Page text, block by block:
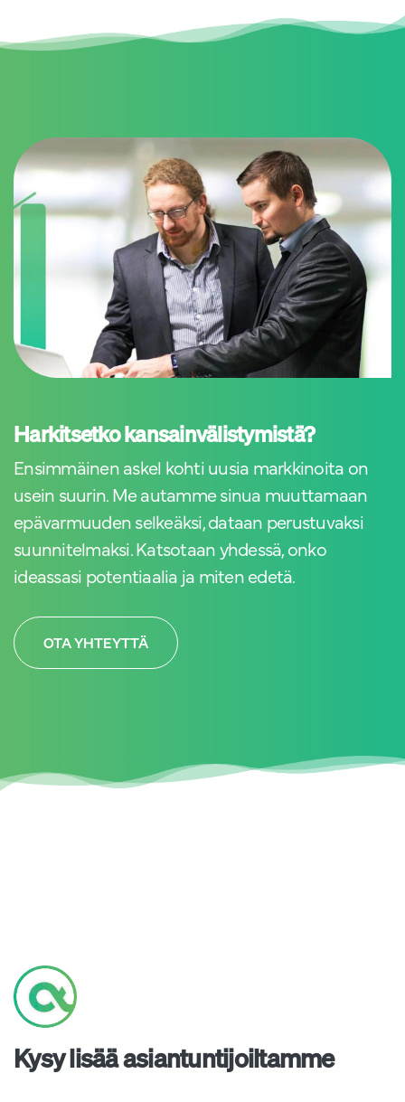
Harkitsetko kansainvälistymistä?
Ensimmäinen askel kohti uusia markkinoita on
usein suurin. Me autamme sinua muuttamaan
epävarmuuden selkeäksi, dataan perustuvaksi
suunnitelmaksi. Katsotaan yhdessä, onko
ideassasi potentiaalia ja miten edetä.
OTA YHTEYTTÄ
Kysy lisää asiantuntijoiltamme